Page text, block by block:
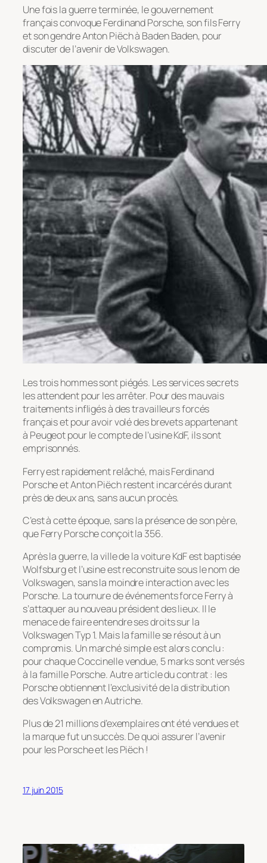
Une fois la guerre terminée, le gouvernement
français convoque Ferdinand Porsche, son fils Ferry
et son gendre Anton Piëch à Baden Baden, pour
discuter de l’avenir de Volkswagen.
Les trois hommes sont piégés. Les services secrets
les attendent pour les arrêter. Pour des mauvais
traitements infligés à des travailleurs forcés
français et pour avoir volé des brevets appartenant
à Peugeot pour le compte de l’usine KdF, ils sont
emprisonnés.
Ferry est rapidement relâché, mais Ferdinand
Porsche et Anton Piëch restent incarcérés durant
près de deux ans, sans aucun procès.
C’est à cette époque, sans la présence de son père,
que Ferry Porsche conçoit la 356.
Après la guerre, la ville de la voiture KdF est baptisée
Wolfsburg et l’usine est reconstruite sous le nom de
Volkswagen, sans la moindre interaction avec les
Porsche. La tournure de événements force Ferry à
s’attaquer au nouveau président des lieux. Il le
menace de faire entendre ses droits sur la
Volkswagen Typ 1. Mais la famille se résout à un
compromis. Un marché simple est alors conclu :
pour chaque Coccinelle vendue, 5 marks sont versés
à la famille Porsche. Autre article du contrat : les
Porsche obtiennent l’exclusivité de la distribution
des Volkswagen en Autriche.
Plus de 21 millions d’exemplaires ont été vendues et
la marque fut un succès. De quoi assurer l’avenir
pour les Porsche et les Piëch !
17 juin 2015